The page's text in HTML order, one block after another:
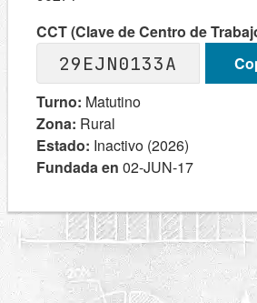
CCT (Clave de Centro de
29EJN0133A
Turno: Matutino
Zona: Rural
Estado: Inactivo (2026)
Fundada en 02-JUN-17